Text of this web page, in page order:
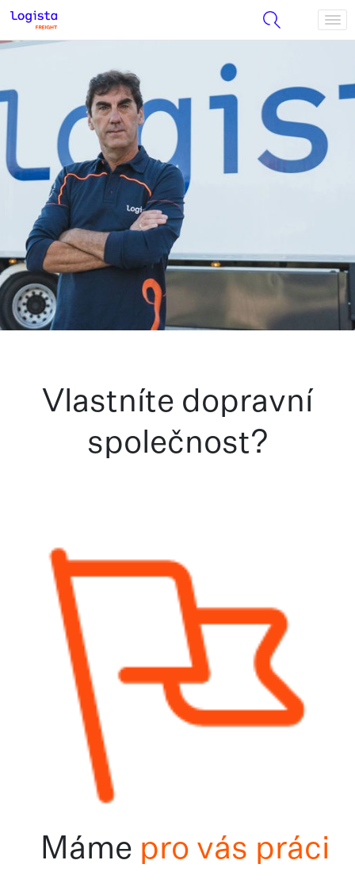
Vlastníte dopravní
společnost?
Máme pro vás práci